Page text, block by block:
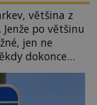
většina z
po většinu
jen ne
dokonce
které si českou
Její příběh je